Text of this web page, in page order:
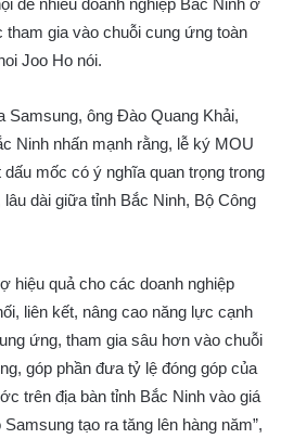
gia vào chuỗi cung ứng toàn
Joo Ho nói.
ông Đào Quang Khải,
Ninh nhấn mạnh rằng, lễ ký MOU
mốc có ý nghĩa quan trọng trong
dài giữa tỉnh Bắc Ninh, Bộ Công
hiệu quả cho các doanh nghiệp
liên kết, nâng cao năng lực cạnh
ứng, tham gia sâu hơn vào chuỗi
góp phần đưa tỷ lệ đóng góp của
trên địa bàn tỉnh Bắc Ninh vào giá
tạo ra tăng lên hàng năm”,